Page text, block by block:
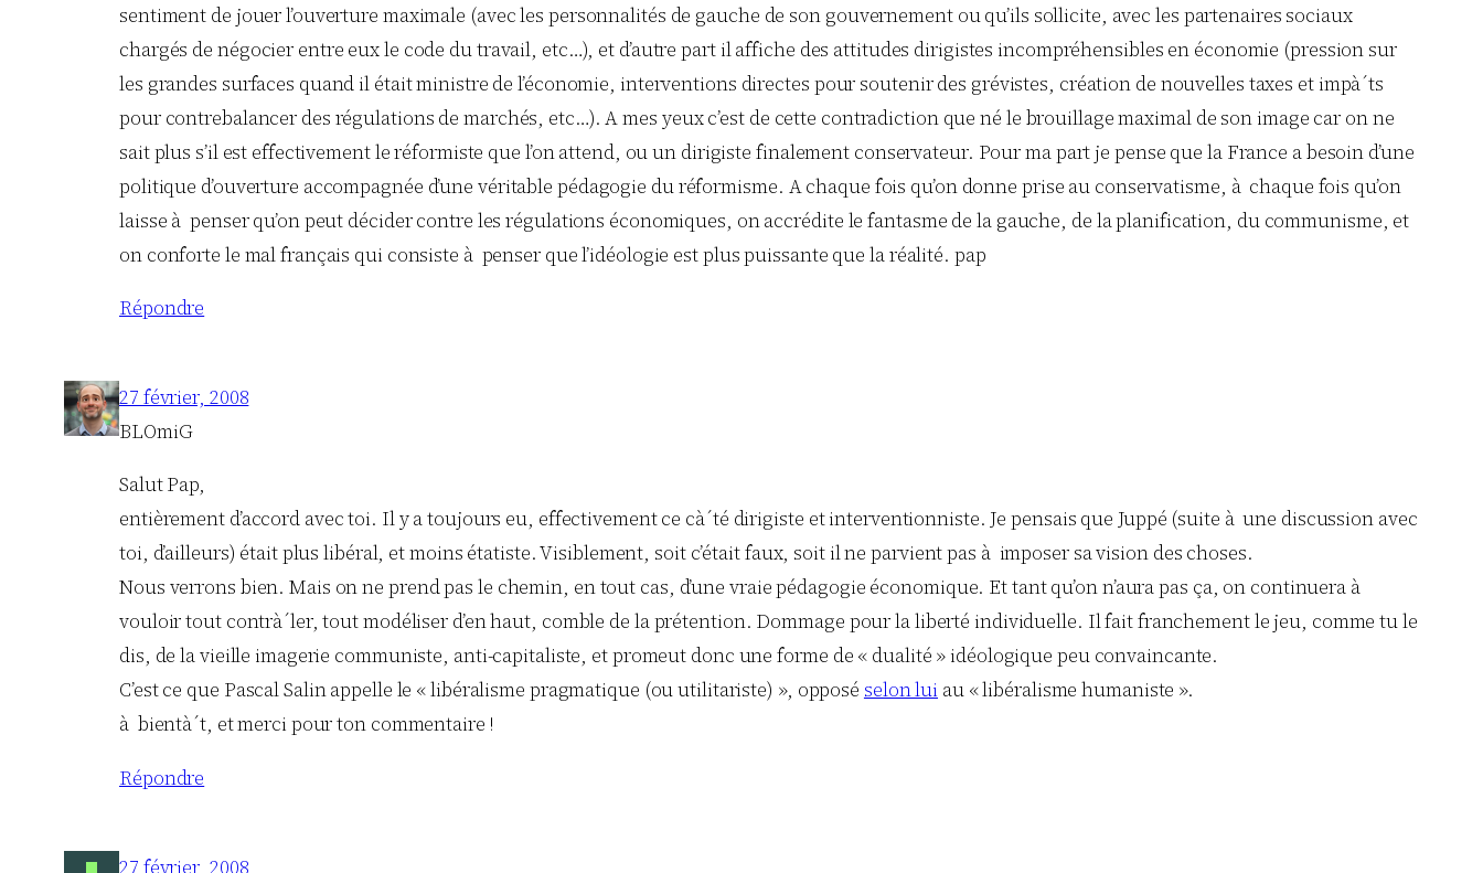
sentiment de jouer l’ouverture maximale (avec les personnalités de gauche de son gouvernement ou qu’ils sollicite, avec les partenaires sociaux
chargés de négocier entre eux le code du travail, etc…), et d’autre part il affiche des attitudes dirigistes incompréhensibles en économie (pression sur
les grandes surfaces quand il était ministre de l’économie, interventions directes pour soutenir des grévistes, création de nouvelles taxes et impà´ts
pour contrebalancer des régulations de marchés, etc…). A mes yeux c’est de cette contradiction que né le brouillage maximal de son image car on ne
sait plus s’il est effectivement le réformiste que l’on attend, ou un dirigiste finalement conservateur. Pour ma part je pense que la France a besoin d’une
politique d’ouverture accompagnée d’une véritable pédagogie du réformisme. A chaque fois qu’on donne prise au conservatisme, à chaque fois qu’on
laisse à penser qu’on peut décider contre les régulations économiques, on accrédite le fantasme de la gauche, de la planification, du communisme, et
on conforte le mal français qui consiste à penser que l’idéologie est plus puissante que la réalité. pap
Répondre
27 février, 2008
BLOmiG
Salut Pap,
entièrement d’accord avec toi. Il y a toujours eu, effectivement ce cà´té dirigiste et interventionniste. Je pensais que Juppé (suite à une discussion avec
toi, d’ailleurs) était plus libéral, et moins étatiste. Visiblement, soit c’était faux, soit il ne parvient pas à imposer sa vision des choses.
Nous verrons bien. Mais on ne prend pas le chemin, en tout cas, d’une vraie pédagogie économique. Et tant qu’on n’aura pas ça, on continuera à
vouloir tout contrà´ler, tout modéliser d’en haut, comble de la prétention. Dommage pour la liberté individuelle. Il fait franchement le jeu, comme tu le
dis, de la vieille imagerie communiste, anti-capitaliste, et promeut donc une forme de « dualité » idéologique peu convaincante.
C’est ce que Pascal Salin appelle le « libéralisme pragmatique (ou utilitariste) », opposé selon lui au « libéralisme humaniste ».
à bientà´t, et merci pour ton commentaire !
Répondre
27 février, 2008